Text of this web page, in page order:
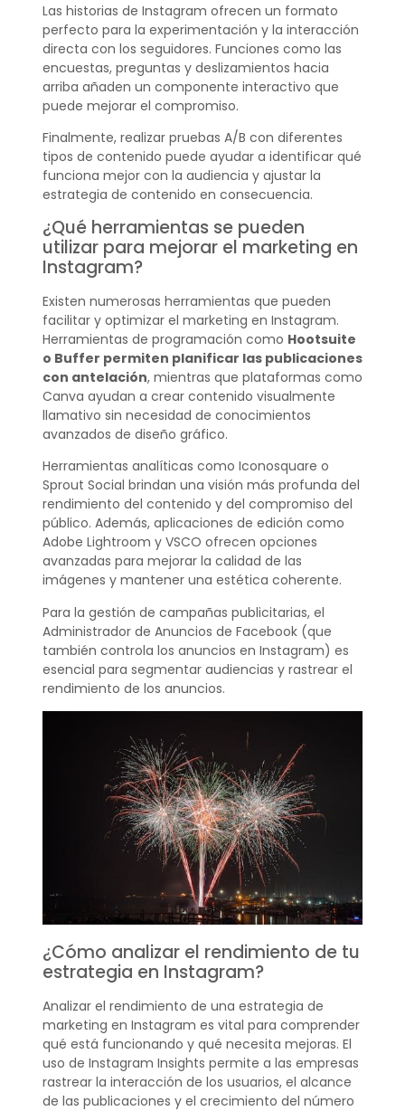
Las historias de Instagram ofrecen un formato
perfecto para la experimentación y la interacción
directa con los seguidores. Funciones como las
encuestas, preguntas y deslizamientos hacia
arriba añaden un componente interactivo que
puede mejorar el compromiso.
Finalmente, realizar pruebas A/B con diferentes
tipos de contenido puede ayudar a identificar qué
funciona mejor con la audiencia y ajustar la
estrategia de contenido en consecuencia.
¿Qué herramientas se pueden
utilizar para mejorar el marketing en
Instagram?
Existen numerosas herramientas que pueden
facilitar y optimizar el marketing en Instagram.
Herramientas de programación como Hootsuite
o Buffer permiten planificar las publicaciones
con antelación, mientras que plataformas como
Canva ayudan a crear contenido visualmente
llamativo sin necesidad de conocimientos
avanzados de diseño gráfico.
Herramientas analíticas como Iconosquare o
Sprout Social brindan una visión más profunda del
rendimiento del contenido y del compromiso del
público. Además, aplicaciones de edición como
Adobe Lightroom y VSCO ofrecen opciones
avanzadas para mejorar la calidad de las
imágenes y mantener una estética coherente.
Para la gestión de campañas publicitarias, el
Administrador de Anuncios de Facebook (que
también controla los anuncios en Instagram) es
esencial para segmentar audiencias y rastrear el
rendimiento de los anuncios.
¿Cómo analizar el rendimiento de tu
estrategia en Instagram?
Analizar el rendimiento de una estrategia de
marketing en Instagram es vital para comprender
qué está funcionando y qué necesita mejoras. El
uso de Instagram Insights permite a las empresas
rastrear la interacción de los usuarios, el alcance
de las publicaciones y el crecimiento del número